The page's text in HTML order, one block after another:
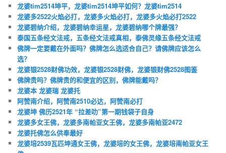
龙婆tim2514坤平，龙婆tim2514坤平如何？龙婆tim2514
龙婆多2522火焰必打，龙婆多火焰必打，龙婆多火焰必打2522
龙婆碧纳介绍，龙婆碧纳幸运星，龙婆碧纳哪个牌最强？
泰国五条经文法戒，五条经文法戒真相，泰佛灵缘五条经文法戒
佛牌一定要戴在外面吗？佛牌怎么选适合自己？请佛牌应该怎么
选？
龙婆银2528财佛功效，龙婆银2528财佛，龙婆银财佛2528图鉴
佛牌贵吗？佛牌贵的和便宜的区别，佛牌能戴吗？
龙婆本 龙婆瑞 龙婆托
阿赞南介绍，阿赞南2510必达，阿赞南必打
龙婆坤 佛历2521年 “拉差叻”第一期钱袋子自身
龙婆多女王佛，龙婆多南帕亚女王佛，龙婆多南帕亚2472
龙婆托佛怎么供奉最好
龙婆培2539瓦匹坤通女王佛，龙婆培的女王佛，龙婆培南帕亚女王